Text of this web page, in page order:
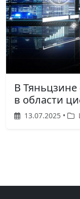
В
в области
13.07.2025 •